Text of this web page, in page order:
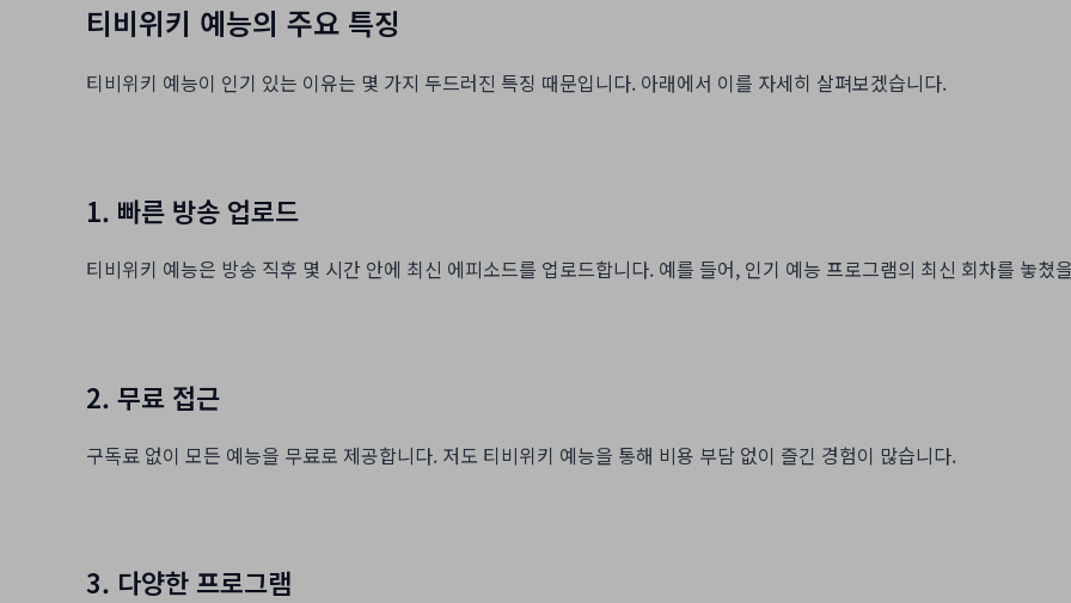
티비위키 예능의 주요 특징
티비위키 예능이 인기 있는 이유는 몇 가지 두드러진 특징 때문입니다. 아래에서 이를 자세히 살펴보겠습니다.
1. 빠른 방송 업로드
티비위키 예능은 방송 직후 몇 시간 안에 최신 에피소드를 업로드합니다. 예를 들어, 인기 예능 프로그램의 최신 회차를 놓쳤
2. 무료 접근
구독료 없이 모든 예능을 무료로 제공합니다. 저도 티비위키 예능을 통해 비용 부담 없이 즐긴 경험이 많습니다.
3. 다양한 프로그램